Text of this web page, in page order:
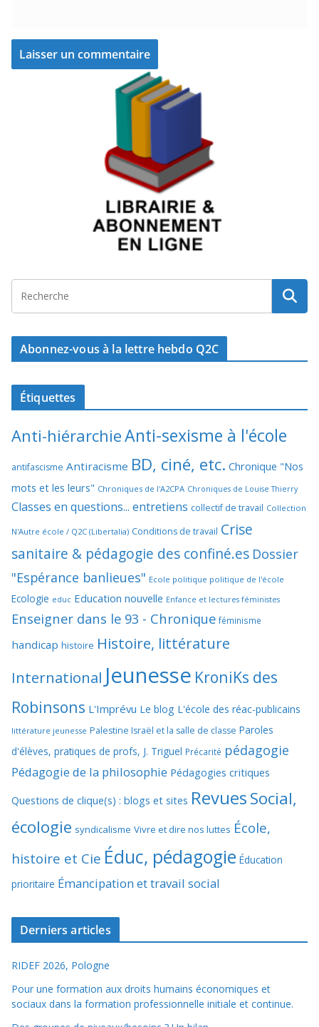
Abonnez-vous à la lettre hebdo Q2C
Étiquettes
Anti-hiérarchieAnti-sexisme à l'école
antifascisme Antiracisme BD, ciné, etc. Chronique "Nos
mots et les leurs" Chroniques de l'A2CPA Chroniques de Louise Thierry
Classes en questions... entretiens collectif de travail Collection
N'Autre école / Q2C (Libertalia) Conditions de travail Crise
sanitaire & pédagogie des confiné.es Dossier
"Espérance banlieues" Ecole politique politique de l'école
Ecologie educ Education nouvelle Enfance et lectures féministes
Enseigner dans le 93 - Chronique féminisme
handicap histoire Histoire, littérature
International Jeunesse KroniKs des
Robinsons L'Imprévu Le blog L'école des réac-publicains
littérature jeunesse Palestine Israël et la salle de classe Paroles
d'élèves, pratiques de profs, J. Triguel Précarité pédagogie
Pédagogie de la philosophie Pédagogies critiques
Questions de clique(s) : blogs et sites RevuesSocial,
écologie syndicalisme Vivre et dire nos luttes École,
histoire et Cie Éduc, pédagogie Éducation
prioritaire Émancipation et travail social
Derniers articles
RIDEF 2026, Pologne
Pour une formation aux droits humains économiques et
sociaux dans la formation professionnelle initiale et continue.